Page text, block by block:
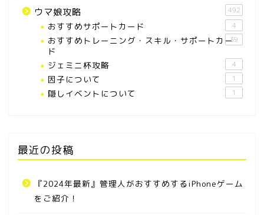
ウマ娘攻略 492
おすすめサポートカード 4
おすすめトレーニング・スキル・サポートカー
ド
39
ジェミニ杯攻略 4
因子について 1
隠しイベントについて 1
最近の投稿
『2024年最新』管理人がおすすめするiPhoneゲーム
をご紹介！